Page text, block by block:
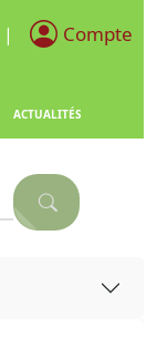
| Compte
ACTUALITÉS